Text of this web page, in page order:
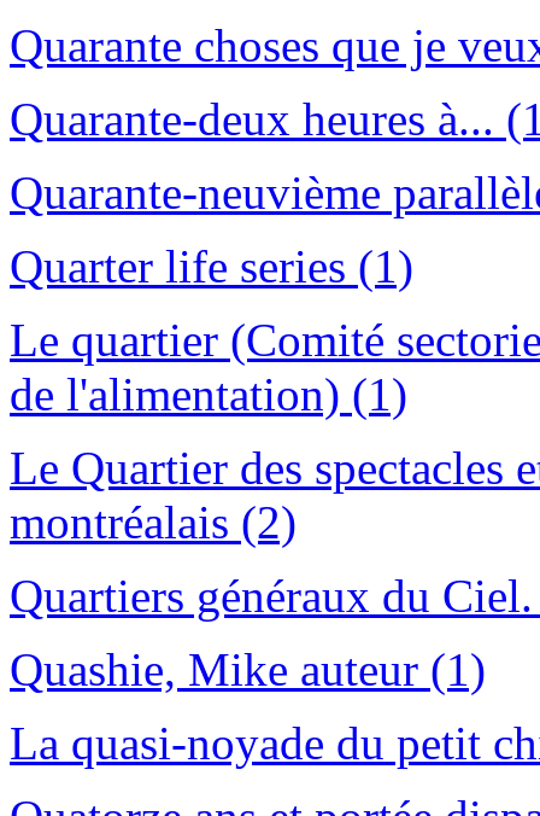
Quarante choses que je
Quarante-deux heures à...
Quarante-neuvième
Quarter life series (1)
Le quartier (Comité
de l'alimentation) (1)
Le Quartier des spectacles
montréalais (2)
Quartiers généraux du
Quashie, Mike auteur (1)
La quasi-noyade du petit